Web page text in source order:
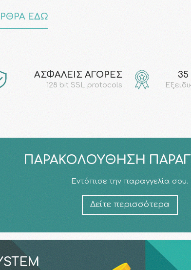
ΕΔΩ
AΣΦΑΛΕΙΣ ΑΓΟΡΕΣ
128 bit SSL protocols
ΠΑΡΑΚΟΛΟΎΘΗΣΗ
Εντόπισε την παραγγελία σου.
Δείτε περισσότερα